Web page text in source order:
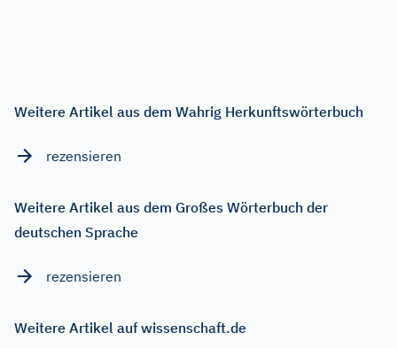
Weitere Artikel aus dem Wahrig Herkunftswörterbuch
rezensieren
Weitere Artikel aus dem Großes Wörterbuch der
deutschen Sprache
rezensieren
Weitere Artikel auf wissenschaft.de